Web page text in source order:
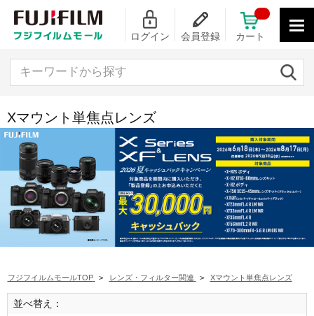
ログイン 会員登録
Xマウント単焦点レンズ
フジフイルムモールTOP > レンズ・フィルター関連 > Xマウント単焦点レンズ
並べ替え：